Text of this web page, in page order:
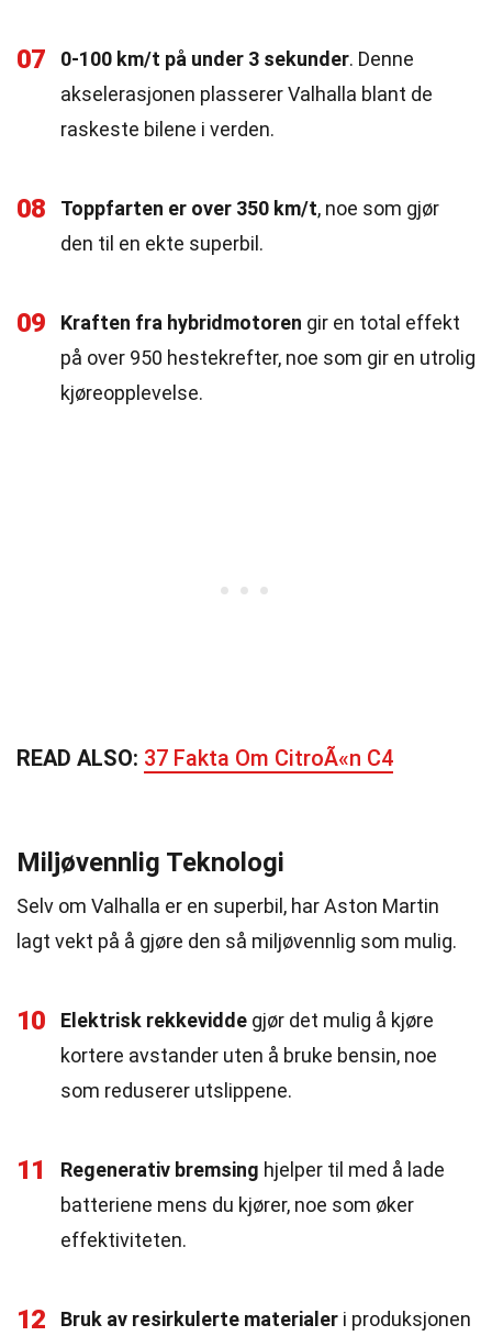
07 0-100 km/t på under 3 sekunder. Denne
akselerasjonen plasserer Valhalla blant de
raskeste bilene i verden.
08 Toppfarten er over 350 km/t, noe som gjør
den til en ekte superbil.
09 Kraften fra hybridmotoren gir en total effekt
på over 950 hestekrefter, noe som gir en utrolig
kjøreopplevelse.
READ ALSO: 37 Fakta Om CitroÃ«n C4
Miljøvennlig Teknologi
Selv om Valhalla er en superbil, har Aston Martin
lagt vekt på å gjøre den så miljøvennlig som mulig.
10 Elektrisk rekkevidde gjør det mulig å kjøre
kortere avstander uten å bruke bensin, noe
som reduserer utslippene.
11 Regenerativ bremsing hjelper til med å lade
batteriene mens du kjører, noe som øker
effektiviteten.
12 Bruk av resirkulerte materialer i produksjonen